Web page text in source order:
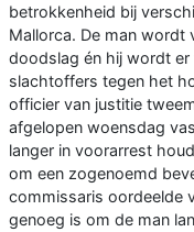
betrokkenheid bij
Mallorca. De man wordt
doodslag én hij wordt
slachtoffers tegen het
officier van justitie
afgelopen woensdag
langer in voorarrest
om een zogenoemd
commissaris oordeelde
genoeg is om de man